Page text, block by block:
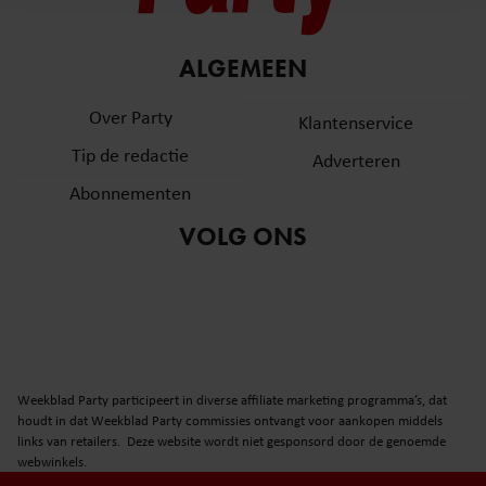
en om ons websiteverkeer te analyseren. Ook delen we
informatie over uw gebruik van onze site met onze
partners voor social media, adverteren en analyse. Deze
informatie die u aan ze heeft verstrekt of die ze hebben
gaat akkoord met onze cookies als u onze website blijft
gebruiken.
ALGEMEEN
Over Party
Tip de redactie
Abonnementen
Klantenservice
Adverteren
VOLG ONS
Weekblad Party participeert in diverse affiliate marketing programma’s, dat
houdt in dat Weekblad Party commissies ontvangt voor aankopen middels
links van retailers. Deze website wordt niet gesponsord door de genoemde
webwinkels.